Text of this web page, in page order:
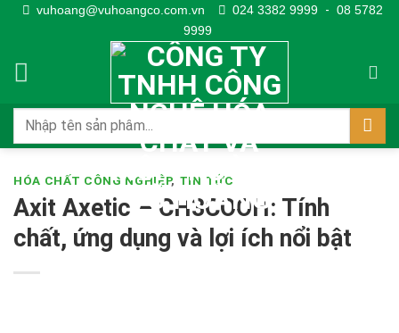
Skip
content
vuhoang@vuhoangco.com.vn 024 3382 9999 - 08 5782
9999
HÓA CHẤT CÔNG NGHIỆP, TIN TỨC
Axit Axetic – CH3COOH: Tính
chất, ứng dụng và lợi ích nổi bật